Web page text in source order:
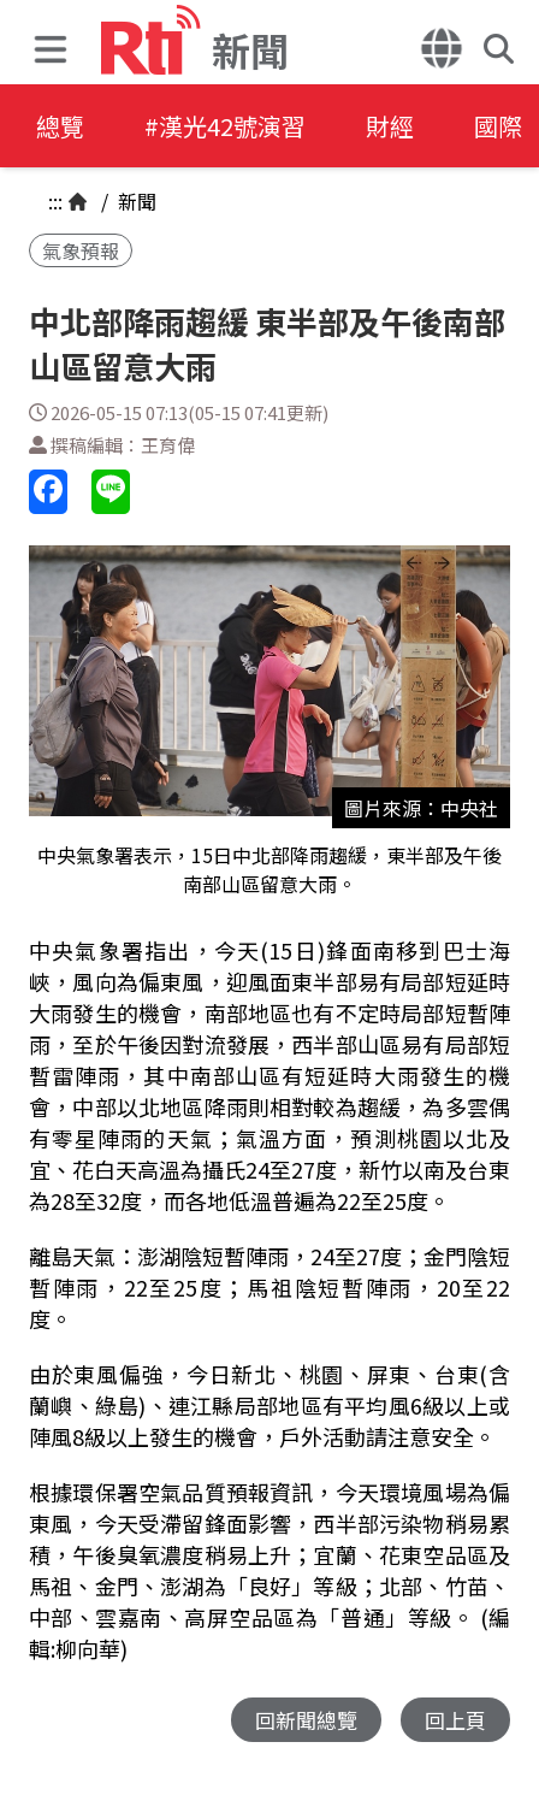
新聞
總覽 #漢光42號演習 財經 國際
::: / 新聞
氣象預報
中北部降雨趨緩 東半部及午後南部
山區留意大雨
2026-05-15 07:13(05-15 07:41更新)
撰稿編輯：王育偉
圖片來源：中央社
中央氣象署表示，15日中北部降雨趨緩，東半部及午後
南部山區留意大雨。
中央氣象署指出，今天(15日)鋒面南移到巴士海
峽，風向為偏東風，迎風面東半部易有局部短延時
大雨發生的機會，南部地區也有不定時局部短暫陣
雨，至於午後因對流發展，西半部山區易有局部短
暫雷陣雨，其中南部山區有短延時大雨發生的機
會，中部以北地區降雨則相對較為趨緩，為多雲偶
有零星陣雨的天氣；氣溫方面，預測桃園以北及
宜、花白天高溫為攝氏24至27度，新竹以南及台東
為28至32度，而各地低溫普遍為22至25度。
離島天氣：澎湖陰短暫陣雨，24至27度；金門陰短
暫陣雨，22至25度；馬祖陰短暫陣雨，20至22
度。
由於東風偏強，今日新北、桃園、屏東、台東(含
蘭嶼、綠島)、連江縣局部地區有平均風6級以上或
陣風8級以上發生的機會，戶外活動請注意安全。
根據環保署空氣品質預報資訊，今天環境風場為偏
東風，今天受滯留鋒面影響，西半部污染物稍易累
積，午後臭氧濃度稍易上升；宜蘭、花東空品區及
馬祖、金門、澎湖為「良好」等級；北部、竹苗、
中部、雲嘉南、高屏空品區為「普通」等級。 (編
輯:柳向華)
回新聞總覽 回上頁